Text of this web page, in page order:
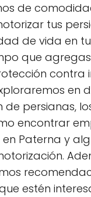
de
tus
de vida en
que
contra
en
persianas,
encontrar
Paterna y
estén